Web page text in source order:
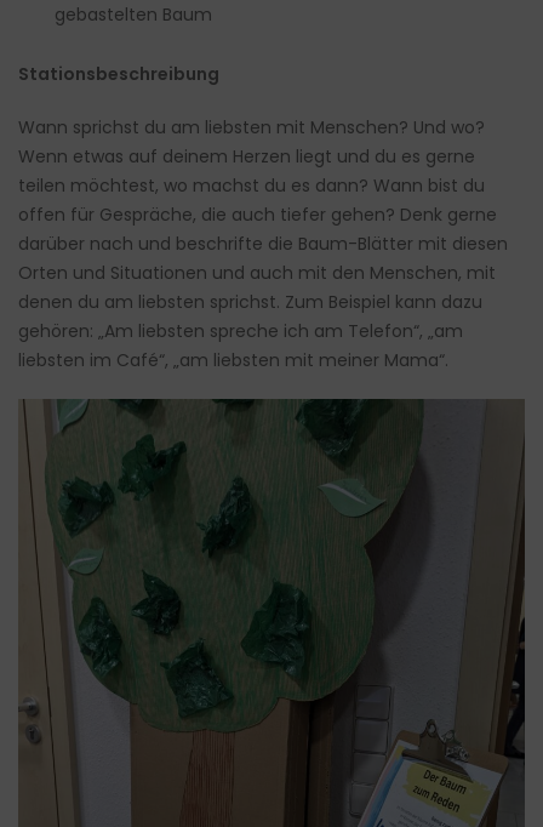
gebastelten Baum
Stationsbeschreibung
Wann sprichst du am liebsten mit Menschen? Und wo?
Wenn etwas auf deinem Herzen liegt und du es gerne
teilen möchtest, wo machst du es dann? Wann bist du
offen für Gespräche, die auch tiefer gehen? Denk gerne
darüber nach und beschrifte die Baum-Blätter mit diesen
Orten und Situationen und auch mit den Menschen, mit
denen du am liebsten sprichst. Zum Beispiel kann dazu
gehören: „Am liebsten spreche ich am Telefon“, „am
liebsten im Café“, „am liebsten mit meiner Mama“.